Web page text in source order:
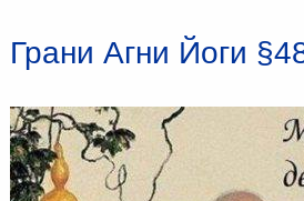
Грани Агни Йоги